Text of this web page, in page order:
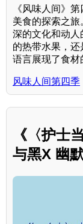
《风味人间》
美食的探索之
深的文化和动人
的热带水果，
语言展现了食材
风味人间第四季
《〈护士
与黑X 幽